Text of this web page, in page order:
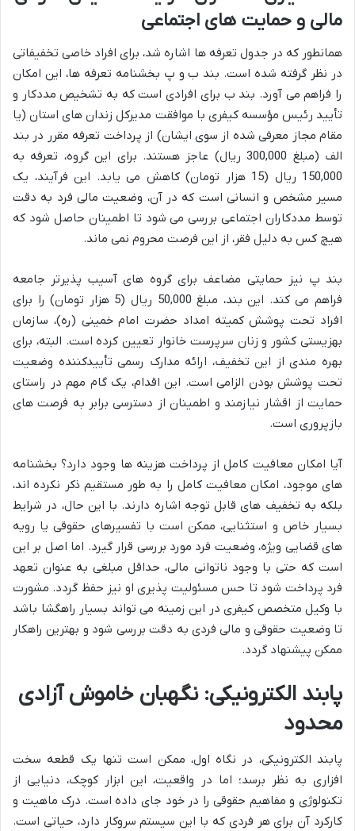
مالی و حمایت های اجتماعی
همانطور که در جدول تعرفه ها اشاره شد، برای افراد خاصی تخفیفاتی
در نظر گرفته شده است. بند ب و پ بخشنامه تعرفه ها، این امکان
را فراهم می آورد. بند ب برای افرادی است که به تشخیص مددکار و
تأیید رئیس مؤسسه کیفری با موافقت مدیرکل زندان های استان (یا
مقام مجاز معرفی شده از سوی ایشان) از پرداخت تعرفه مقرر در بند
الف (مبلغ 300,000 ریال) عاجز هستند. برای این گروه، تعرفه به
150,000 ریال (15 هزار تومان) کاهش می یابد. این فرآیند، یک
مسیر مشخص و انسانی است که در آن، وضعیت مالی فرد به دقت
توسط مددکاران اجتماعی بررسی می شود تا اطمینان حاصل شود که
هیچ کس به دلیل فقر، از این فرصت محروم نمی ماند.
بند پ نیز حمایتی مضاعف برای گروه های آسیب پذیرتر جامعه
فراهم می کند. این بند، مبلغ 50,000 ریال (5 هزار تومان) را برای
افراد تحت پوشش کمیته امداد حضرت امام خمینی (ره)، سازمان
بهزیستی کشور و زنان سرپرست خانوار تعیین کرده است. البته، برای
بهره مندی از این تخفیف، ارائه مدارک رسمی تأییدکننده وضعیت
تحت پوشش بودن الزامی است. این اقدام، یک گام مهم در راستای
حمایت از اقشار نیازمند و اطمینان از دسترسی برابر به فرصت های
بازپروری است.
آیا امکان معافیت کامل از پرداخت هزینه ها وجود دارد؟ بخشنامه
های موجود، امکان معافیت کامل را به طور مستقیم ذکر نکرده اند،
بلکه به تخفیف های قابل توجه اشاره دارند. با این حال، در شرایط
بسیار خاص و استثنایی، ممکن است با تفسیرهای حقوقی یا رویه
های قضایی ویژه، وضعیت فرد مورد بررسی قرار گیرد. اما اصل بر این
است که حتی با وجود ناتوانی مالی، حداقل مبلغی به عنوان تعهد
فرد پرداخت شود تا حس مسئولیت پذیری او نیز حفظ گردد. مشورت
با وکیل متخصص کیفری در این زمینه می تواند بسیار راهگشا باشد
تا وضعیت حقوقی و مالی فردی به دقت بررسی شود و بهترین راهکار
ممکن پیشنهاد گردد.
پابند الکترونیکی: نگهبان خاموش آزادی
محدود
پابند الکترونیکی، در نگاه اول، ممکن است تنها یک قطعه سخت
افزاری به نظر برسد؛ اما در واقعیت، این ابزار کوچک، دنیایی از
تکنولوژی و مفاهیم حقوقی را در خود جای داده است. درک ماهیت و
کارکرد آن برای هر فردی که با این سیستم سروکار دارد، حیاتی است.